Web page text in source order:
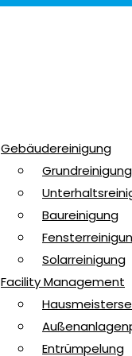
Gebäudereinigung
Grundreinigung
Baureinigung
Solarreinigung
Facility Management
Entrümpelung